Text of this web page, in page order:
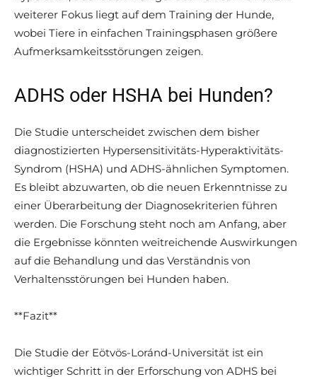
weiterer Fokus liegt auf dem Training der Hunde,
wobei Tiere in einfachen Trainingsphasen größere
Aufmerksamkeitsstörungen zeigen.
ADHS oder HSHA bei Hunden?
Die Studie unterscheidet zwischen dem bisher
diagnostizierten Hypersensitivitäts-Hyperaktivitäts-
Syndrom (HSHA) und ADHS-ähnlichen Symptomen.
Es bleibt abzuwarten, ob die neuen Erkenntnisse zu
einer Überarbeitung der Diagnosekriterien führen
werden. Die Forschung steht noch am Anfang, aber
die Ergebnisse könnten weitreichende Auswirkungen
auf die Behandlung und das Verständnis von
Verhaltensstörungen bei Hunden haben.
**Fazit**
Die Studie der Eötvös-Loránd-Universität ist ein
wichtiger Schritt in der Erforschung von ADHS bei